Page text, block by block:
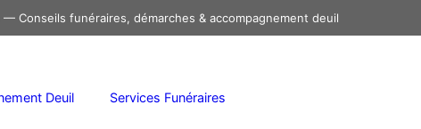
— Conseils funéraires, démarches & accompagnement deuil
Deuil Services Funéraires